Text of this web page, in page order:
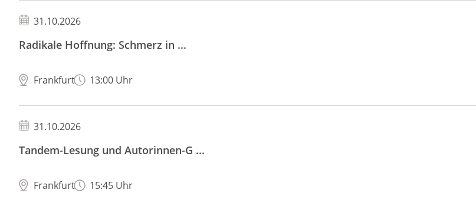
31.10.2026
Radikale Hoffnung: Schmerz in ...
Frankfurt 13:00 Uhr
31.10.2026
Tandem-Lesung und Autorinnen-G ...
Frankfurt 15:45 Uhr